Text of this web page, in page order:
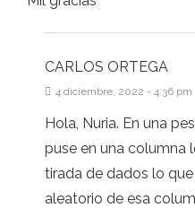
CARLOS ORTEGA
4 diciembre, 2022 - 4:36 pm
Hola, Nuria. En una
puse en una columna
tirada de dados lo
aleatorio de esa